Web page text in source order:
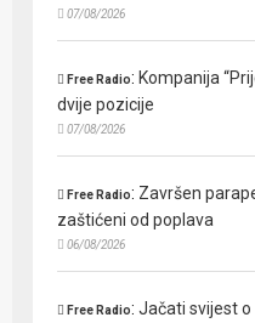
07/08/2026
Free Radio: Kompanija
dvije pozicije
07/08/2026
Free Radio: Završen
zaštićeni od poplava
06/08/2026
Free Radio:Jačati svijest